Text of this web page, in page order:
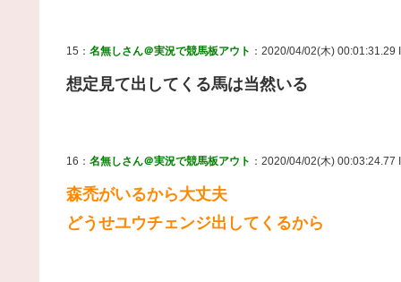
15： 名無しさん＠実況で競馬板アウト ：2020/04/02(木) 00:01:31.29
想定見て出してくる馬は当然いる
16： 名無しさん＠実況で競馬板アウト ：2020/04/02(木) 00:03:24.77
森禿がいるから大丈夫
どうせユウチェンジ出してくるから